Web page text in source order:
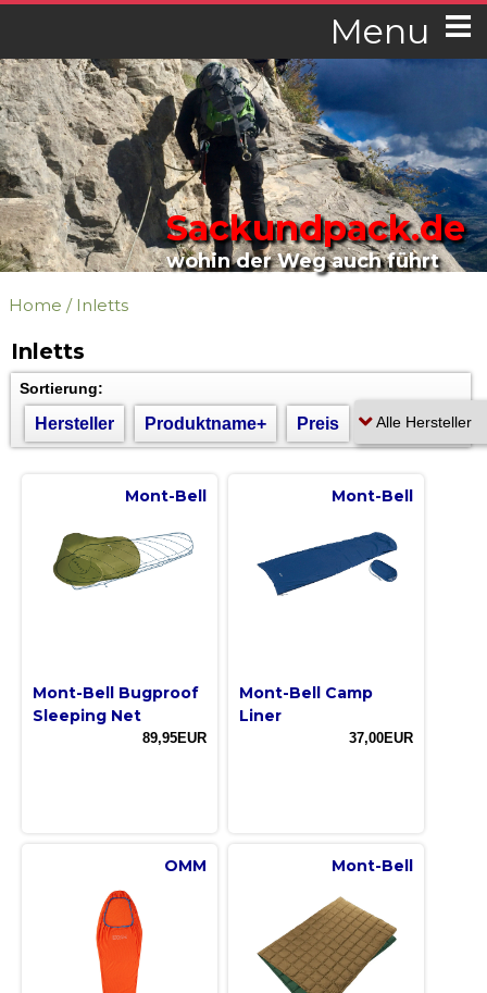
Menu
Sackundpack.de
wohin der Weg auch führt
Home / Inletts
Inletts
Sortierung:
Hersteller Produktname+ Preis
Mont-Bell
Mont-Bell Bugproof
Sleeping Net
89,95EUR
Mont-Bell
Mont-Bell Camp
Liner
37,00EUR
OMM Mont-Bell